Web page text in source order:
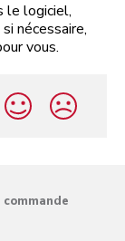
le logiciel,
nécessaire,
vous.